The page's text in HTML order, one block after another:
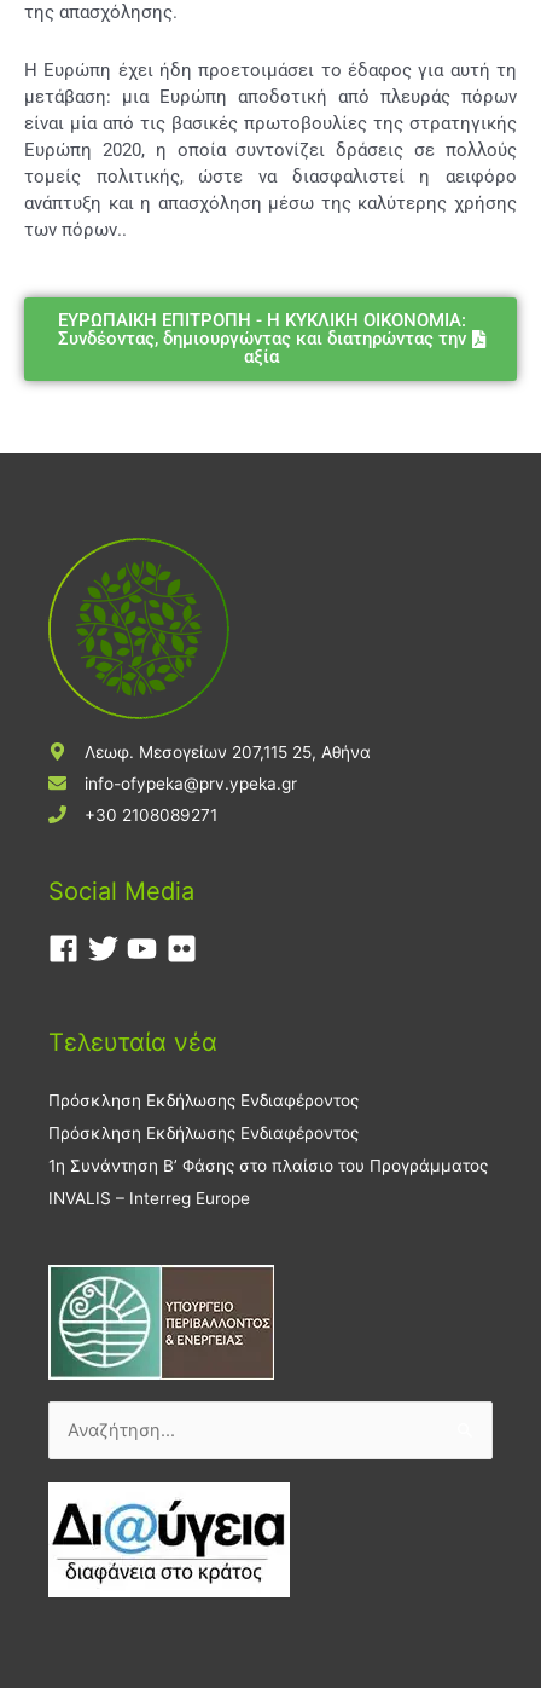
της απασχόλησης.
Η Ευρώπη έχει ήδη προετοιμάσει το έδαφος για αυτή τη
μετάβαση: μια Ευρώπη αποδοτική από πλευράς πόρων
είναι μία από τις βασικές πρωτοβουλίες της στρατηγικής
Ευρώπη 2020, η οποία συντονίζει δράσεις σε πολλούς
τομείς πολιτικής, ώστε να διασφαλιστεί η αειφόρο
ανάπτυξη και η απασχόληση μέσω της καλύτερης χρήσης
των πόρων..
ΕΥΡΩΠΑΙΚΗ ΕΠΙΤΡΟΠΗ - Η ΚΥΚΛΙΚΗ ΟΙΚΟΝΟΜΙΑ:
Συνδέοντας, δημιουργώντας και διατηρώντας την
αξία
Λεωφ. Μεσογείων 207,115 25, Αθήνα
info-ofypeka@prv.ypeka.gr
+30 2108089271
Social Media
Τελευταία νέα
Πρόσκληση Εκδήλωσης Ενδιαφέροντος
Πρόσκληση Εκδήλωσης Ενδιαφέροντος
1η Συνάντηση Β’ Φάσης στο πλαίσιο του Προγράμματος
INVALIS – Interreg Europe
Αναζήτηση